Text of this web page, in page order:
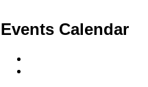
Events Calendar